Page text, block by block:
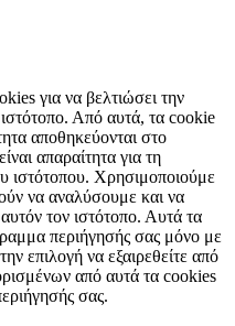
για να βελτιώσει την
ιστότοπο. Από αυτά, τα cookie
αποθηκεύονται στο
απαραίτητα για τη
ιστότοπου. Χρησιμοποιούμε
να αναλύσουμε και να
τον ιστότοπο. Αυτά τα
περιήγησής σας μόνο με
επιλογή να εξαιρεθείτε από
από αυτά τα cookies
σας.